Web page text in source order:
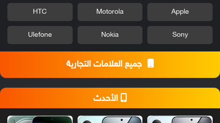
Apple
Motorola
HTC
Sony
Nokia
Ulefone
جميع العلامات التجارية
الأحدث